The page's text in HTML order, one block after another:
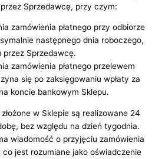
Sprzedawcę, przy czym:
zamówienia płatnego przy odbiorze
następnego dnia roboczego,
przez Sprzedawcę.
zamówienia płatnego przelewem
się po zaksięgowaniu wpłaty za
koncie bankowym Sklepu.
w Sklepie są realizowane 24
bez względu na dzień tygodnia.
wiadomość o przyjęciu zamówienia
co jest rozumiane jako oświadczenie